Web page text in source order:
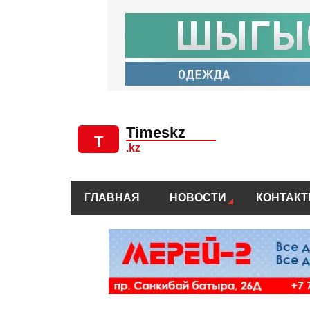
ГЛАВНАЯ НОВОСТИ